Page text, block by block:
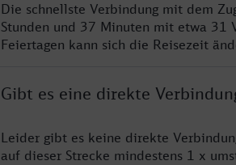
Die schnellste Verbindung mit dem
Stunden und 37 Minuten mit etwa 31
Feiertagen kann sich die Reisezeit
Gibt es eine direkte
Leider gibt es keine direkte
auf dieser Strecke mindestens 1 x